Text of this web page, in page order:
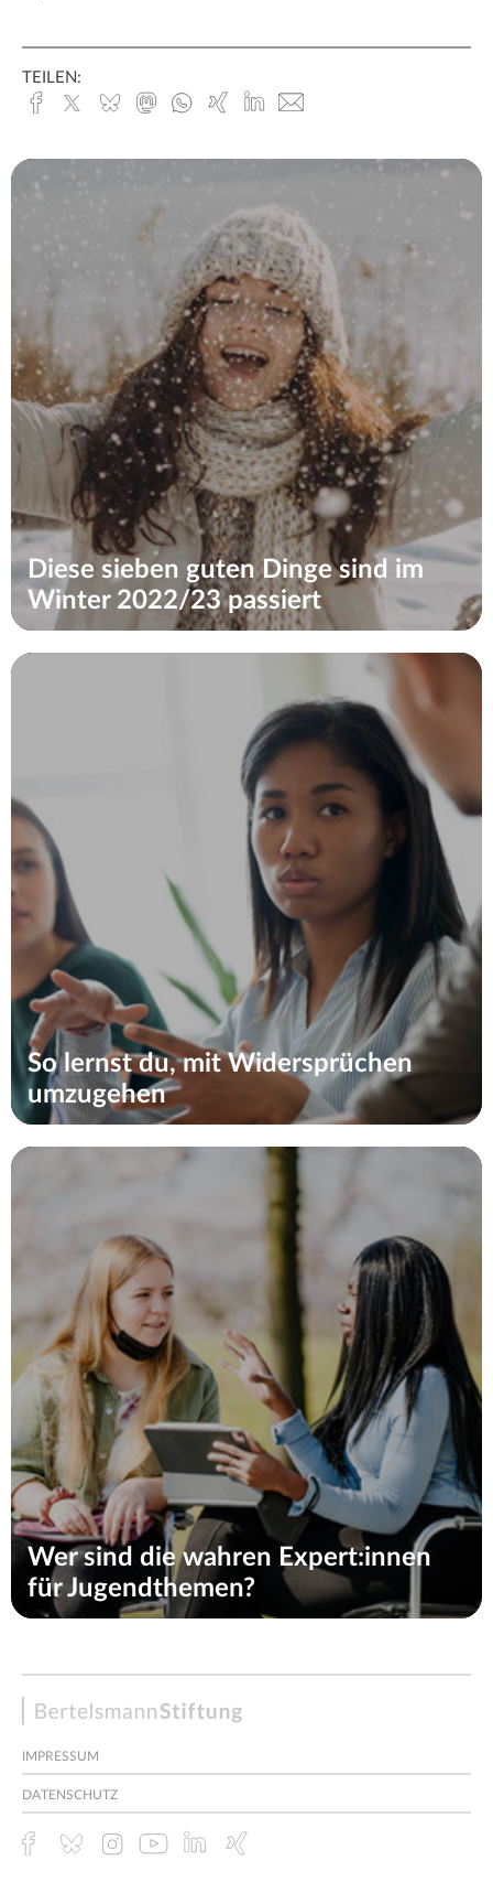
TEILEN:
Facebook
x.com BlueskyMastodonWhatsapp
Xing
Linked
Diese sieben guten Dinge sind im
Winter 2022/23 passiert
So lernst du, mit Widersprüchen
umzugehen
Wer sind die wahren Expert:innen
für Jugendthemen?
Bertelsmann
Stiftung
IMPRESSUM
DATENSCHUTZ